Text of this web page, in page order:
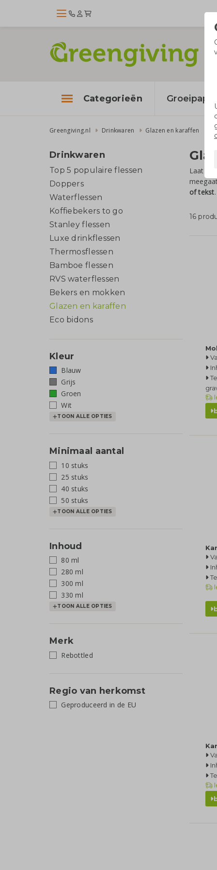
Categorieën Groeipapier
Greengiving.nl Drinkwaren Glazen en karaffen
Drinkwaren
Top 5 populaire flessen
Doppers
Waterflessen
Koffiebekers to go
Stanley flessen
Luxe drinkflessen
Thermosflessen
Bamboe flessen
RVS waterflessen
Bekers en mokken
Glazen en karaffen
Eco bidons
Kleur
Blauw
Grijs
Groen
Wit
TOON ALLE OPTIES
Minimaal aantal
10 stuks
25 stuks
40 stuks
50 stuks
TOON ALLE OPTIES
Inhoud
80 ml
280 ml
300 ml
330 ml
TOON ALLE OPTIES
Merk
Rebottled
Regio van herkomst
Geproduceerd in de EU
Laat je
of tekst
16